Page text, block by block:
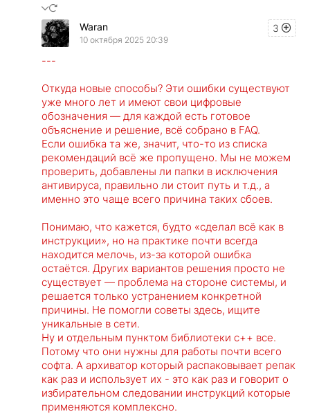
3
Waran
10 октября 2025 20:39
---
Откуда новые способы? Эти ошибки существуют
уже много лет и имеют свои цифровые
обозначения — для каждой есть готовое
объяснение и решение, всё собрано в FAQ.
Если ошибка та же, значит, что-то из списка
рекомендаций всё же пропущено. Мы не можем
проверить, добавлены ли папки в исключения
антивируса, правильно ли стоит путь и т.д., а
именно это чаще всего причина таких сбоев.
Понимаю, что кажется, будто «сделал всё как в
инструкции», но на практике почти всегда
находится мелочь, из-за которой ошибка
остаётся. Других вариантов решения просто не
существует — проблема на стороне системы, и
решается только устранением конкретной
причины. Не помогли советы здесь, ищите
уникальные в сети.
Ну и отдельным пунктом библиотеки с++ все.
Потому что они нужны для работы почти всего
софта. А архиватор который распаковывает репак
как раз и использует их - это как раз и говорит о
избирательном следовании инструкций которые
применяются комплексно.